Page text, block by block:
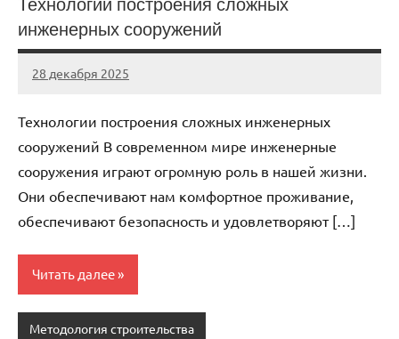
инженерных сооружений
28 декабря 2025
stroi_proekt
Нет
Технологии построения сложных инженерных
сооружений В современном мире инженерные
сооружения играют огромную роль в нашей жизни.
Они обеспечивают нам комфортное проживание,
обеспечивают безопасность и удовлетворяют […]
Читать далее
Методология строительства